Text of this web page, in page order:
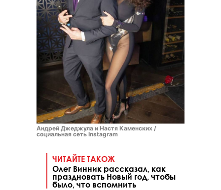
Андрей Джеджула и Настя Каменских /
социальная сеть Instagram
ЧИТАЙТЕ ТАКОЖ
Олег Винник рассказал, как
праздновать Новый год, чтобы
было, что вспомнить